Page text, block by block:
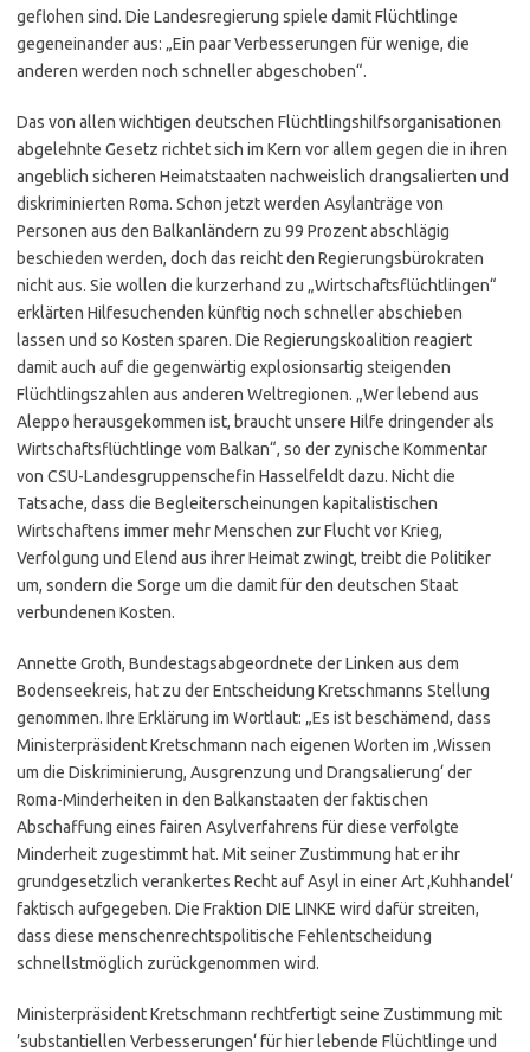
geflohen sind. Die Landesregierung spiele damit Flüchtlinge
gegeneinander aus: „Ein paar Verbesserungen für wenige, die
anderen werden noch schneller abgeschoben“.
Das von allen wichtigen deutschen Flüchtlingshilfsorganisationen
abgelehnte Gesetz richtet sich im Kern vor allem gegen die in ihren
angeblich sicheren Heimatstaaten nachweislich drangsalierten und
diskriminierten Roma. Schon jetzt werden Asylanträge von
Personen aus den Balkanländern zu 99 Prozent abschlägig
beschieden werden, doch das reicht den Regierungsbürokraten
nicht aus. Sie wollen die kurzerhand zu „Wirtschaftsflüchtlingen“
erklärten Hilfesuchenden künftig noch schneller abschieben
lassen und so Kosten sparen. Die Regierungskoalition reagiert
damit auch auf die gegenwärtig explosionsartig steigenden
Flüchtlingszahlen aus anderen Weltregionen. „Wer lebend aus
Aleppo herausgekommen ist, braucht unsere Hilfe dringender als
Wirtschaftsflüchtlinge vom Balkan“, so der zynische Kommentar
von CSU-Landesgruppenschefin Hasselfeldt dazu. Nicht die
Tatsache, dass die Begleiterscheinungen kapitalistischen
Wirtschaftens immer mehr Menschen zur Flucht vor Krieg,
Verfolgung und Elend aus ihrer Heimat zwingt, treibt die Politiker
um, sondern die Sorge um die damit für den deutschen Staat
verbundenen Kosten.
Annette Groth, Bundestagsabgeordnete der Linken aus dem
Bodenseekreis, hat zu der Entscheidung Kretschmanns Stellung
genommen. Ihre Erklärung im Wortlaut: „Es ist beschämend, dass
Ministerpräsident Kretschmann nach eigenen Worten im ‚Wissen
um die Diskriminierung, Ausgrenzung und Drangsalierung‘ der
Roma-Minderheiten in den Balkanstaaten der faktischen
Abschaffung eines fairen Asylverfahrens für diese verfolgte
Minderheit zugestimmt hat. Mit seiner Zustimmung hat er ihr
grundgesetzlich verankertes Recht auf Asyl in einer Art ‚Kuhhandel‘
faktisch aufgegeben. Die Fraktion DIE LINKE wird dafür streiten,
dass diese menschenrechtspolitische Fehlentscheidung
schnellstmöglich zurückgenommen wird.
Ministerpräsident Kretschmann rechtfertigt seine Zustimmung mit
’substantiellen Verbesserungen‘ für hier lebende Flüchtlinge und